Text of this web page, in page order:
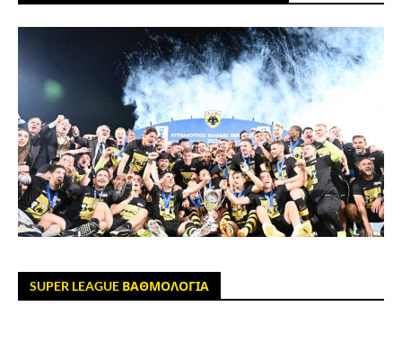
SUPER LEAGUE ΒΑΘΜΟΛΟΓΙΑ